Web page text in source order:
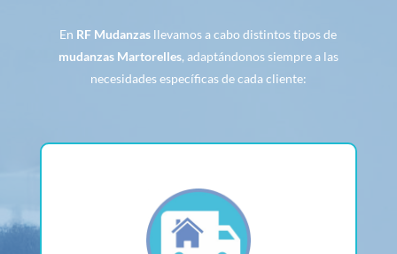
En RF Mudanzas llevamos a cabo distintos tipos de
mudanzas Martorelles, adaptándonos siempre a las
necesidades específicas de cada cliente: